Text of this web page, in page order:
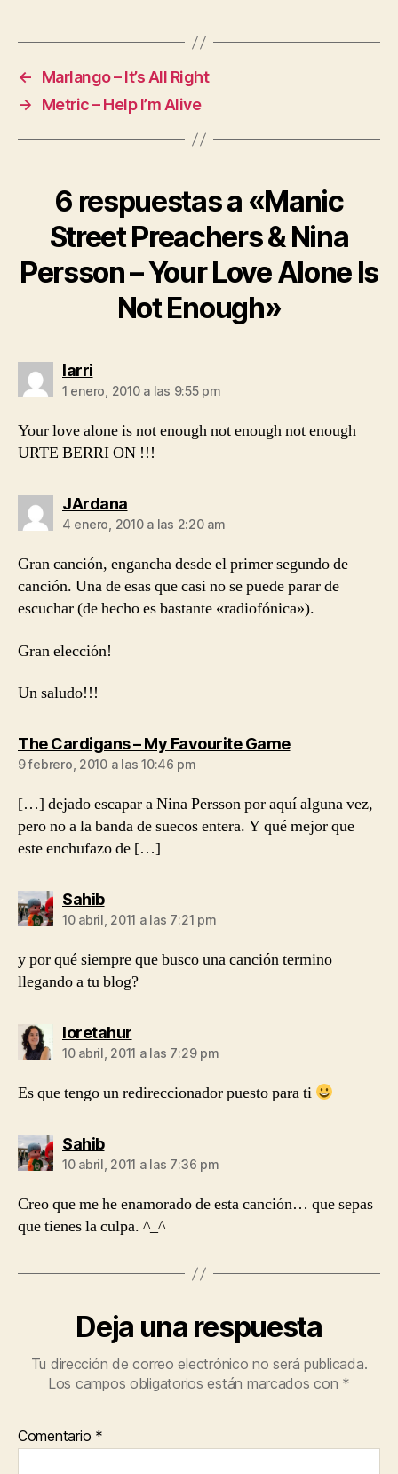
←
Marlango – It’s All Right
→
Metric – Help I’m Alive
6 respuestas a «Manic
Street Preachers & Nina
Persson – Your Love Alone Is
Not Enough»
larridice:
1 enero, 2010 a las 9:55 pm
Your love alone is not enough not enough not enough
URTE BERRI ON !!!
JArdanadice:
4 enero, 2010 a las 2:20 am
Gran canción, engancha desde el primer segundo de
canción. Una de esas que casi no se puede parar de
escuchar (de hecho es bastante «radiofónica»).
Gran elección!
Un saludo!!!
The Cardigans – My Favourite Gamedice:
9 febrero, 2010 a las 10:46 pm
[…] dejado escapar a Nina Persson por aquí alguna vez,
pero no a la banda de suecos entera. Y qué mejor que
este enchufazo de […]
Sahibdice:
10 abril, 2011 a las 7:21 pm
y por qué siempre que busco una canción termino
llegando a tu blog?
loretahurdice:
10 abril, 2011 a las 7:29 pm
Es que tengo un redireccionador puesto para ti
Sahibdice:
10 abril, 2011 a las 7:36 pm
Creo que me he enamorado de esta canción… que sepas
que tienes la culpa. ^_^
Deja una respuesta
Tu dirección de correo electrónico no será publicada.
Los campos obligatorios están marcados con *
Comentario *